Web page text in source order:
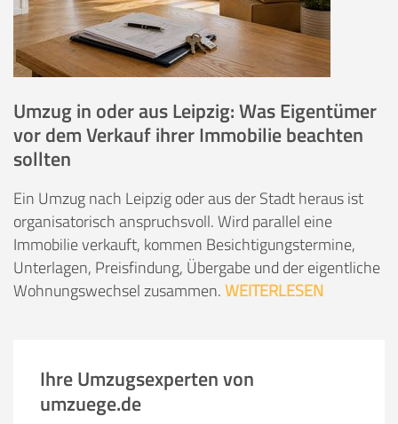
Umzug in oder aus Leipzig: Was Eigentümer
vor dem Verkauf ihrer Immobilie beachten
sollten
Ein Umzug nach Leipzig oder aus der Stadt heraus ist
organisatorisch anspruchsvoll. Wird parallel eine
Immobilie verkauft, kommen Besichtigungstermine,
Unterlagen, Preisfindung, Übergabe und der eigentliche
Wohnungswechsel zusammen.WEITERLESEN
Ihre Umzugsexperten von
umzuege.de